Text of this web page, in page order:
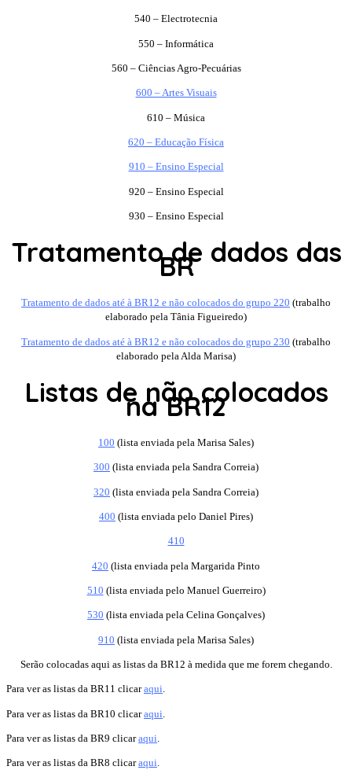
540 – Electrotecnia
550 – Informática
560 – Ciências Agro-Pecuárias
600 – Artes Visuais
610 – Música
620 – Educação Física
910 – Ensino Especial
920 – Ensino Especial
930 – Ensino Especial
Tratamento de dados das
BR
Tratamento de dados até à BR12 e não colocados do grupo 220 (trabalho
elaborado pela Tânia Figueiredo)
Tratamento de dados até à BR12 e não colocados do grupo 230 (trabalho
elaborado pela Alda Marisa)
Listas de não colocados
na BR12
100 (lista enviada pela Marisa Sales)
300 (lista enviada pela Sandra Correia)
320 (lista enviada pela Sandra Correia)
400 (lista enviada pelo Daniel Pires)
410
420 (lista enviada pela Margarida Pinto
510 (lista enviada pelo Manuel Guerreiro)
530 (lista enviada pela Celina Gonçalves)
910 (lista enviada pela Marisa Sales)
Serão colocadas aqui as listas da BR12 à medida que me forem chegando.
Para ver as listas da BR11 clicaraqui.
Para ver as listas da BR10 clicaraqui
Para ver as listas da BR9 clicaraqui.
Para ver as listas da BR8 clicaraqui.